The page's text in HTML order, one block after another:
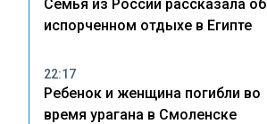
Семья из России рассказала об
испорченном отдыхе в Египте
22:17
Ребенок и женщина погибли во
время урагана в Смоленске